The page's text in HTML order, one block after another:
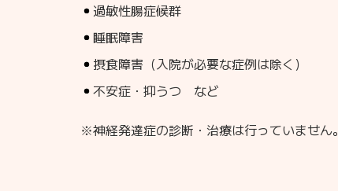
過敏性腸症候群
睡眠障害
摂食障害（入院が必要な症例は除く）
不安症・抑うつ など
※神経発達症の診断・治療は行っていません。